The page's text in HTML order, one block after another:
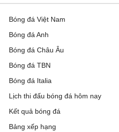
Bóng đá Việt Nam
Bóng đá Anh
Bóng đá Châu Âu
Bóng đá TBN
Bóng đá Italia
Lịch thi đấu bóng đá hôm nay
Kết quả bóng đá
Bảng xếp hạng